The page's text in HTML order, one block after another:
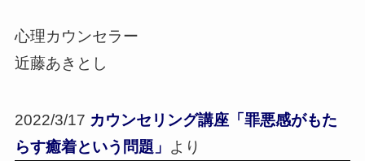
心理カウンセラー
近藤あきとし
2022/3/17 カウンセリング講座「罪悪感がもた
らす癒着という問題」 より